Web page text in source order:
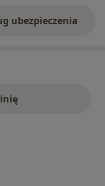
ubezpieczenia